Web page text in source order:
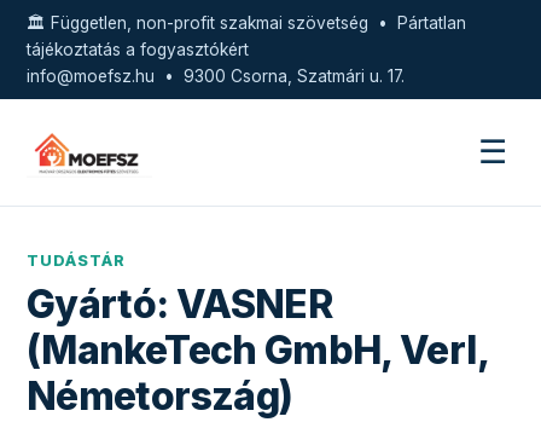
🏛️ Független, non-profit szakmai szövetség • Pártatlan
tájékoztatás a fogyasztókért
info@moefsz.hu • 9300 Csorna, Szatmári u. 17.
☰
TUDÁSTÁR
Gyártó: VASNER
(MankeTech GmbH, Verl,
Németország)